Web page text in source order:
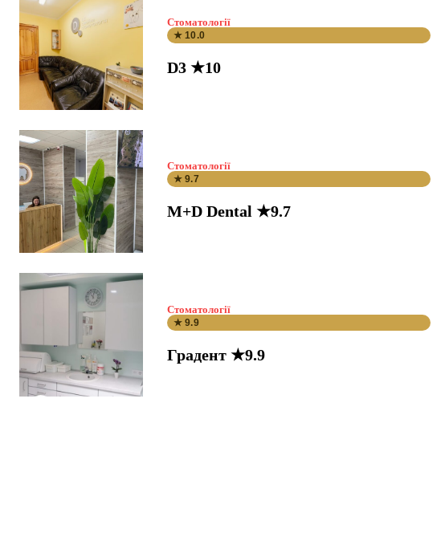
Стоматології
★ 10.0
D3 ★10
Стоматології
★ 9.7
M+D Dental ★9.7
Стоматології
★ 9.9
Градент ★9.9